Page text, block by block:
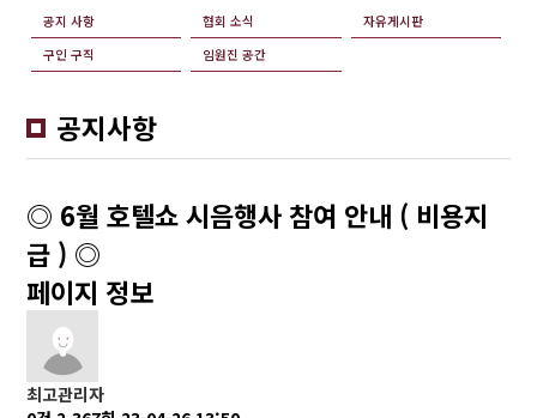
공지 사항 협회 소식
자유게시판
구인 구직
임원진 공간
공지사항
◎ 6월 호텔쇼 시음행사 참여 안내 ( 비용지
급 ) ◎
페이지 정보
최고관리자